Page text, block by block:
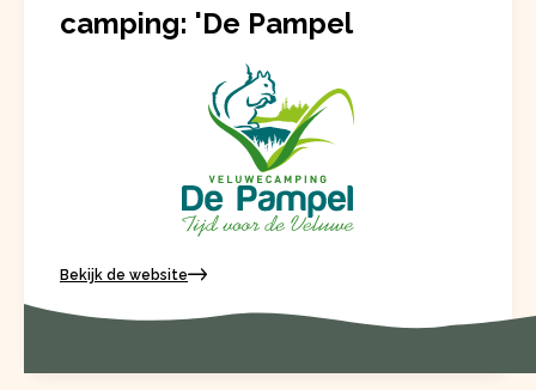
camping: 'De Pampel
Bekijk de website